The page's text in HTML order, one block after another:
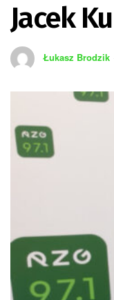
Jacek
Łukasz Brodzik